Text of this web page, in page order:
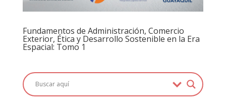
Fundamentos de Administración, Comercio
Exterior, Ética y Desarrollo Sostenible en la Era
Espacial: Tomo 1